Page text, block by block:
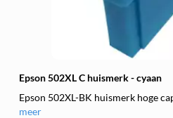
Epson 502XL C huismerk - cyaan
Epson 502XL-BK huismerk hoge
meer